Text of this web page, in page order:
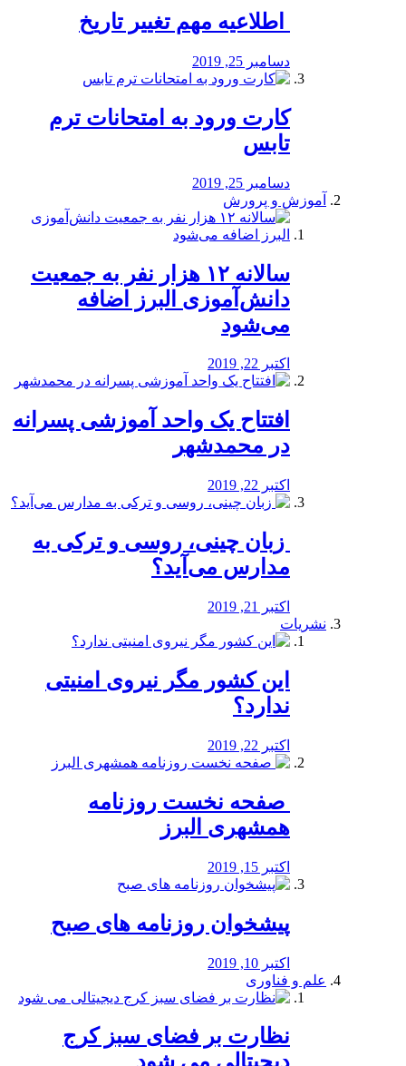
️ اطلاعیه مهم تغییر تاریخ
دسامبر 25, 2019
کارت ورود به امتحانات ترم
تابس
دسامبر 25, 2019
آموزش و پرورش
️سالانه ۱۲ هزار نفر به جمعیت
دانش‌آموزی البرز اضافه
می‌شود
اکتبر 22, 2019
افتتاح یک واحد آموزشی پسرانه
در محمدشهر
اکتبر 22, 2019
️ زبان چینی، روسی و ترکی به
مدارس می‌آید؟
اکتبر 21, 2019
نشریات
این کشور مگر نیروی امنیتی
ندارد؟
اکتبر 22, 2019
️ صفحه نخست روزنامه‌
همشهری البرز
اکتبر 15, 2019
پیشخوان روزنامه های صبح
اکتبر 10, 2019
علم و فناوری
نظارت بر فضای سبز کرج